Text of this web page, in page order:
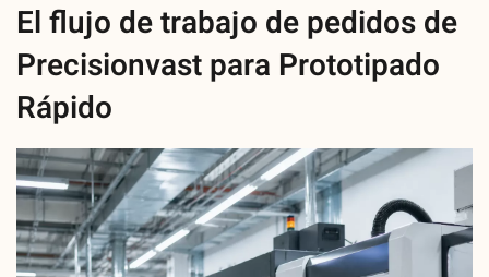
El flujo de trabajo de pedidos de
Precisionvast para Prototipado
Rápido